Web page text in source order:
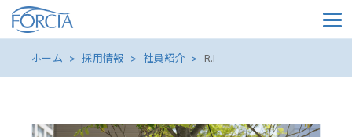
メ
ホーム 採用情報 社員紹介 R.I